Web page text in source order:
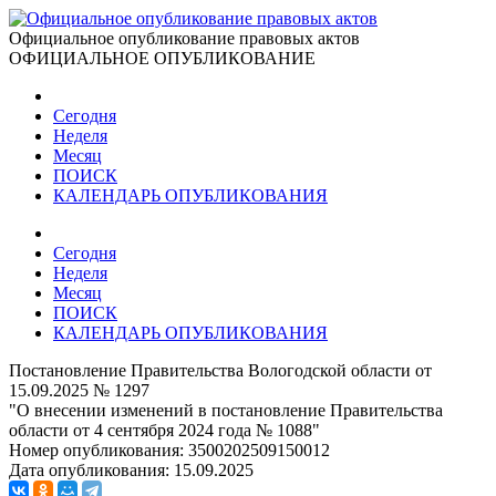
Официальное опубликование правовых актов
ОФИЦИАЛЬНОЕ ОПУБЛИКОВАНИЕ
Сегодня
Неделя
Месяц
ПОИСК
КАЛЕНДАРЬ ОПУБЛИКОВАНИЯ
Сегодня
Неделя
Месяц
ПОИСК
КАЛЕНДАРЬ ОПУБЛИКОВАНИЯ
Постановление Правительства Вологодской области от
15.09.2025 № 1297
"О внесении изменений в постановление Правительства
области от 4 сентября 2024 года № 1088"
Номер опубликования: 3500202509150012
Дата опубликования: 15.09.2025